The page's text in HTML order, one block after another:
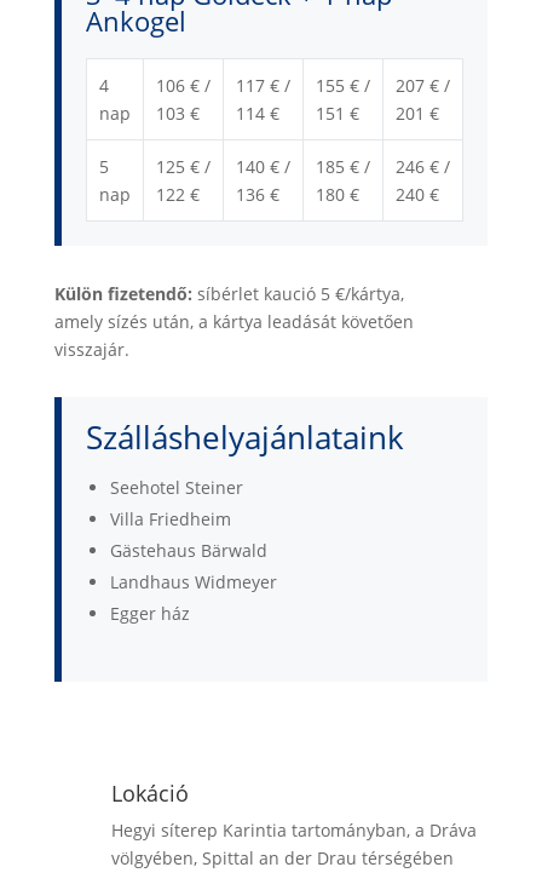
Ankogel
4
nap
106 € /
103 €
117 € /
114 €
155 € /
151 €
207 € /
201 €
5
nap
125 € /
122 €
140 € /
136 €
185 € /
180 €
246 € /
240 €
Külön fizetendő: síbérlet kaució 5 €/kártya,
amely sízés után, a kártya leadását követően
visszajár.
Szálláshelyajánlataink
Seehotel Steiner
Villa Friedheim
Gästehaus Bärwald
Landhaus Widmeyer
Egger ház
Lokáció
Hegyi síterep Karintia tartományban, a Dráva
völgyében, Spittal an der Drau térségében